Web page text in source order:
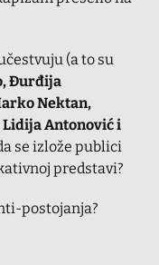
(a to su
Đurđija
Nektan,
Lidija Antonović i
se izlože publici
predstavi?
postojanja?